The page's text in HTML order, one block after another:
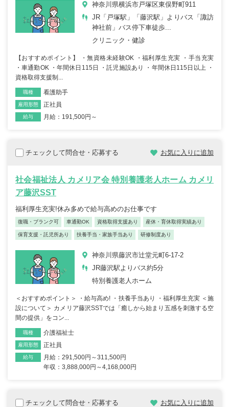
神奈川県横浜市戸塚区東俣野町911
JR「戸塚駅」「藤沢駅」よりバス「諏訪
神社前」バス停下車徒歩...
クリニック・健診
【おすすめポイント】 ・無資格未経験OK ・福利厚生充実 ・手当充実
・車通勤OK ・年間休日115日 ・託児施設あり ・年間休日115日以上 ・
資格取得支援制...
職種 看護助手
雇用形態 正社員
給与 月給：191,500円～
チェックして問合せ・応募する お気に入りに追加
社会福祉法人 カメリア会 特別養護老人ホーム カメリ
ア藤沢SST
福利厚生充実!休み多めで給与高めのお仕事です
復職・ブランク可 車通勤OK 資格取得支援あり 産休・育休取得実績あり
保育支援・託児所あり 扶養手当・家族手当あり 研修制度あり
神奈川県藤沢市辻堂元町6-17-2
JR藤沢駅よりバス約5分
特別養護老人ホーム
＜おすすめポイント＞ ・給与高め! ・扶養手当あり ・福利厚生充実 ＜施
設について＞ カメリア藤沢SSTでは「癒しから始まり五感を刺激する空
間の提供」をコン...
職種 介護福祉士
雇用形態 正社員
給与
月給：291,500円～311,500円
年収：3,888,000円～4,168,000円
チェックして問合せ・応募する お気に入りに追加